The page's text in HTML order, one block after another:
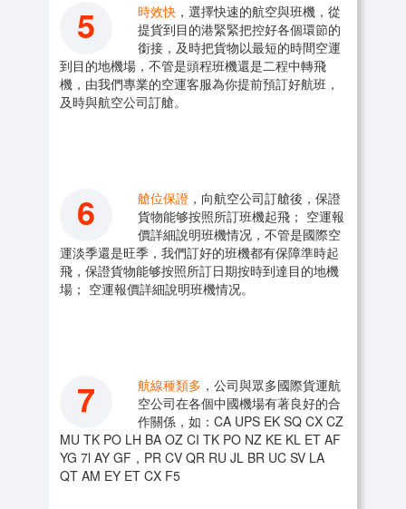
5 時效快 ，選擇快速的航空與班機，從
提貨到目的港緊緊把控好各個環節的
銜接，及時把貨物以最短的時間空運
到目的地機場，不管是頭程班機還是二程中轉飛
機，由我們專業的空運客服為你提前預訂好航班，
及時與航空公司訂艙。
6 艙位保證 ，向航空公司訂艙後，保證
貨物能够按照所訂班機起飛； 空運報
價詳細說明班機情况，不管是國際空
運淡季還是旺季，我們訂好的班機都有保障準時起
飛，保證貨物能够按照所訂日期按時到達目的地機
場； 空運報價詳細說明班機情况。
7 航線種類多 ，公司與眾多國際貨運航
空公司在各個中國機場有著良好的合
作關係，如：CA UPS EK SQ CX CZ
MU TK PO LH BA OZ CI TK PO NZ KE KL ET AF
YG 7l AY GF，PR CV QR RU JL BR UC SV LA
QT AM EY ET CX F5